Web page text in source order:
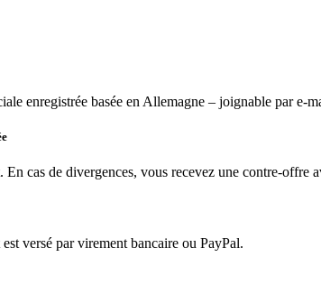
enregistrée basée en Allemagne – joignable par e-
cas de divergences, vous recevez une contre-offre
versé par virement bancaire ou PayPal.